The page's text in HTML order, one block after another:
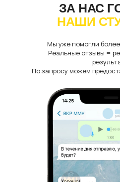
ЗА НАС
НАШИ
Мы уже помогли более
Реальные отзывы =
По запросу можем